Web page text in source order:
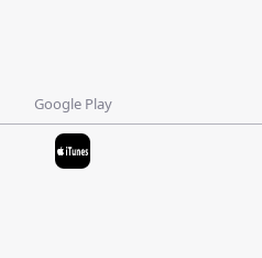
Google Play